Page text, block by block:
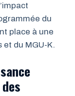
du
place à une
du MGU-K.